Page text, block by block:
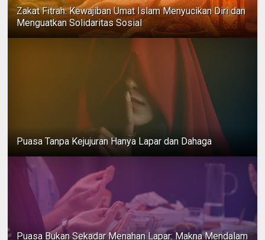
Zakat Fitrah: Kewajiban Umat Islam Menyucikan Diri dan
Menguatkan Solidaritas Sosial
Puasa Tanpa Kejujuran Hanya Lapar dan Dahaga
Puasa Bukan Sekadar Menahan Lapar: Makna Mendalam